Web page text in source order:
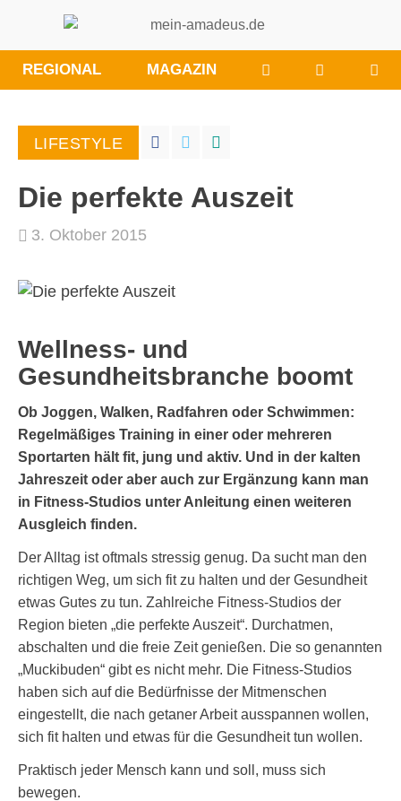
REGIONAL MAGAZIN WÜNSCHE/
SIE
LIFESTYLE
Die perfekte Auszeit
3. Oktober 2015
Wellness- und
Gesundheitsbranche boomt
Ob Joggen, Walken, Radfahren oder Schwimmen:
Regelmäßiges Training in einer oder mehreren
Sportarten hält fit, jung und aktiv. Und in der kalten
Jahreszeit oder aber auch zur Ergänzung kann man
in Fitness-Studios unter Anleitung einen weiteren
Ausgleich finden.
Der Alltag ist oftmals stressig genug. Da sucht man den
richtigen Weg, um sich fit zu halten und der Gesundheit
etwas Gutes zu tun. Zahlreiche Fitness-Studios der
Region bieten „die perfekte Auszeit“. Durchatmen,
abschalten und die freie Zeit genießen. Die so genannten
„Muckibuden“ gibt es nicht mehr. Die Fitness-Studios
haben sich auf die Bedürfnisse der Mitmenschen
eingestellt, die nach getaner Arbeit ausspannen wollen,
sich fit halten und etwas für die Gesundheit tun wollen.
Praktisch jeder Mensch kann und soll, muss sich
bewegen.